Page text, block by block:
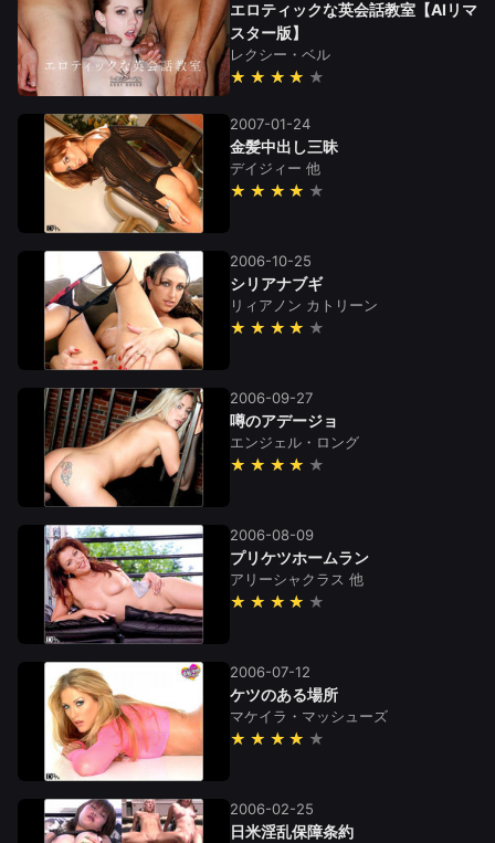
エロティックな英会話教室【AIリマ
スター版】
レクシー・ベル
★★★★
2007-01-24
金髪中出し三昧
デイジィー 他
★★★★
2006-10-25
シリアナブギ
リィアノン カトリーン
★★★★
2006-09-27
噂のアデージョ
エンジェル・ロング
★★★★
2006-08-09
プリケツホームラン
アリーシャクラス 他
★★★★
2006-07-12
ケツのある場所
マケイラ・マッシューズ
★★★★
2006-02-25
日米淫乱保障条約